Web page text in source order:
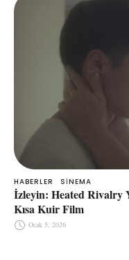
HABERLER SINEMA
İzleyin: Heated Rivalry
Kısa Kuir Film
Ocak 5, 2026